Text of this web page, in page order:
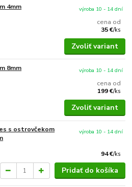
4mm
cena od
35 €/ks
výroba 10 - 14 dní
Zvoliť variant
8mm
cena od
199 €/ks
výroba 10 - 14 dní
Zvoliť variant
s ostrovčekom
94 €/ks
výroba 10 - 14 dní
Pridať do košíka